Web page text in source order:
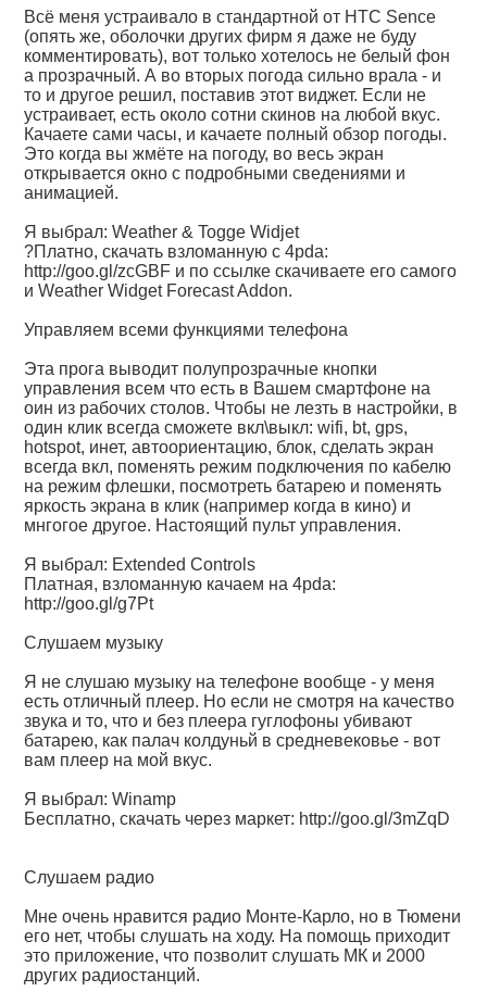
Всё меня устраивало в стандартной от HTC Sence
(опять же, оболочки других фирм я даже не буду
комментировать), вот только хотелось не белый фон
а прозрачный. А во вторых погода сильно врала - и
то и другое решил, поставив этот виджет. Если не
устраивает, есть около сотни скинов на любой вкус.
Качаете сами часы, и качаете полный обзор погоды.
Это когда вы жмёте на погоду, во весь экран
открывается окно с подробными сведениями и
анимацией.
Я выбрал: Weather & Togge Widjet
?Платно, скачать взломанную с 4pda:
http://goo.gl/zcGBF и по ссылке скачиваете его самого
и Weather Widget Forecast Addon.
Управляем всеми функциями телефона
Эта прога выводит полупрозрачные кнопки
управления всем что есть в Вашем смартфоне на
оин из рабочих столов. Чтобы не лезть в настройки, в
один клик всегда сможете вкл\выкл: wifi, bt, gps,
hotspot, инет, автоориентацию, блок, сделать экран
всегда вкл, поменять режим подключения по кабелю
на режим флешки, посмотреть батарею и поменять
яркость экрана в клик (например когда в кино) и
мнгогое другое. Настоящий пульт управления.
Я выбрал: Extended Controls
Платная, взломанную качаем на 4pda:
http://goo.gl/g7Pt
Слушаем музыку
Я не слушаю музыку на телефоне вообще - у меня
есть отличный плеер. Но если не смотря на качество
звука и то, что и без плеера гуглофоны убивают
батарею, как палач колдуньй в средневековье - вот
вам плеер на мой вкус.
Я выбрал: Winamp
Бесплатно, скачать через маркет: http://goo.gl/3mZqD
Слушаем радио
Мне очень нравится радио Монте-Карло, но в Тюмени
его нет, чтобы слушать на ходу. На помощь приходит
это приложение, что позволит слушать МК и 2000
других радиостанций.